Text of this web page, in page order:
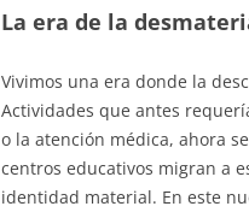
La era de la
Vivimos una era donde la
Actividades que antes
o la atención médica, ahora
centros educativos migran a
identidad material. En este